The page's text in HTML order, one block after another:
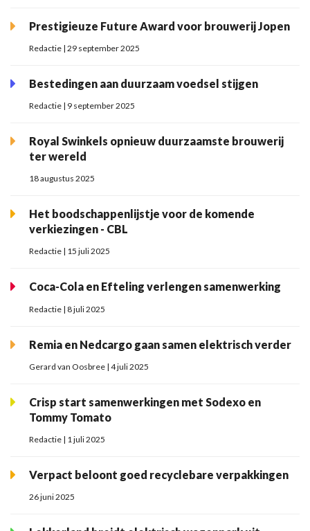
Prestigieuze Future Award voor brouwerij Jopen
Redactie | 29 september 2025
Bestedingen aan duurzaam voedsel stijgen
Redactie | 9 september 2025
Royal Swinkels opnieuw duurzaamste brouwerij
ter wereld
18 augustus 2025
Het boodschappenlijstje voor de komende
verkiezingen - CBL
Redactie | 15 juli 2025
Coca-Cola en Efteling verlengen samenwerking
Redactie | 8 juli 2025
Remia en Nedcargo gaan samen elektrisch verder
Gerard van Oosbree | 4 juli 2025
Crisp start samenwerkingen met Sodexo en
Tommy Tomato
Redactie | 1 juli 2025
Verpact beloont goed recyclebare verpakkingen
26 juni 2025